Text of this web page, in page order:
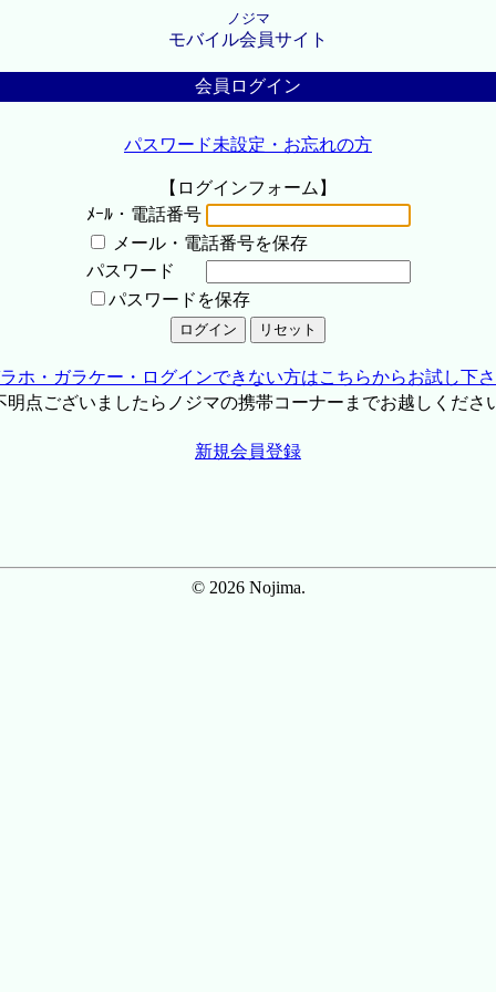
ノジマ
モバイル会員サイト
会員ログイン
パスワード未設定・お忘れの方
【ログインフォーム】
ﾒｰﾙ・電話番号
メール・電話番号を保存
パスワード
パスワードを保存
ホ・ガラケー・ログインできない方はこちらからお試し下
点ございましたらノジマの携帯コーナーまでお越しくださ
新規会員登録
© 2026 Nojima.